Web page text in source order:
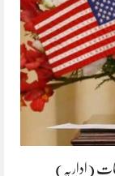
(اداریہ)